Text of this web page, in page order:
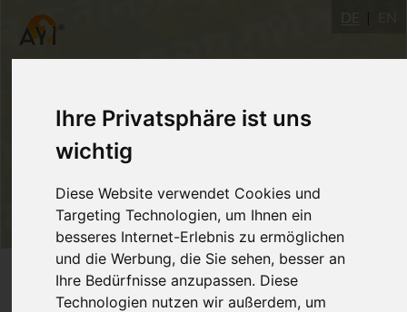
Ihre Privatsphäre ist uns
wichtig
Diese Website verwendet Cookies und
Targeting Technologien, um Ihnen ein
besseres Internet-Erlebnis zu ermöglichen
und die Werbung, die Sie sehen, besser an
Ihre Bedürfnisse anzupassen. Diese
Technologien nutzen wir außerdem, um
Login